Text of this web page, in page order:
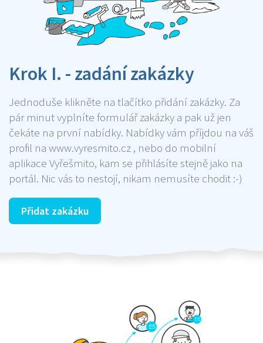
Krok I. - zadání zakázky
Jednoduše klikněte na tlačítko přidání zakázky. Za
pár minut vyplníte formulář zakázky a pak už jen
čekáte na první nabídky. Nabídky vám příjdou na váš
profil na www.vyresmito.cz , nebo do mobilní
aplikace Vyřešmito, kam se přihlásíte stejně jako na
portál. Nic vás to nestojí, nikam nemusíte chodit :-)
Přidat zakázku